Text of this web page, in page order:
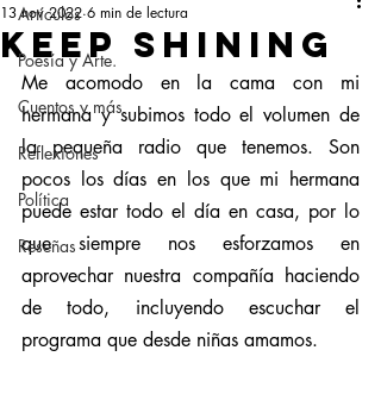
Artículos
Poesía y Arte.
Cuentos y más
Reflexiones
Política
Reseñas
Keep Shining
13 nov 2022 6 min de lectura
Me acomodo en la cama con mi
hermana y subimos todo el volumen de
la pequeña radio que tenemos. Son
pocos los días en los que mi hermana
puede estar todo el día en casa, por lo
que siempre nos esforzamos en
aprovechar nuestra compañía haciendo
de todo, incluyendo escuchar el
programa que desde niñas amamos.